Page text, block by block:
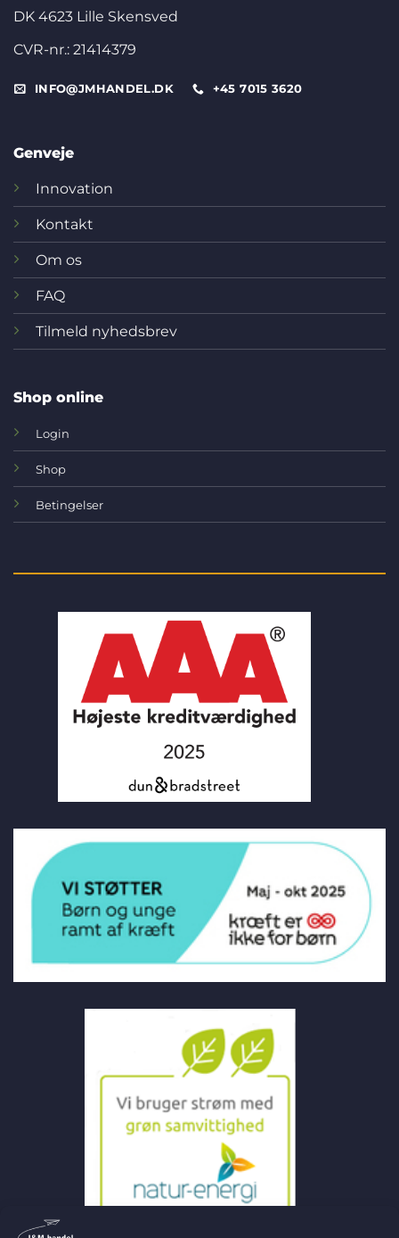
DK 4623 Lille Skensved
CVR-nr.: 21414379
INFO@JMHANDEL.DK +45 7015 3620
Genveje
Innovation
Kontakt
Om os
FAQ
Tilmeld nyhedsbrev
Shop online
Login
Shop
Betingelser